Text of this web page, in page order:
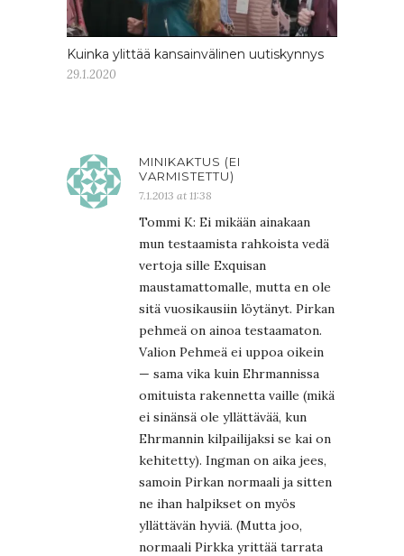
Kuinka ylittää kansainvälinen uutiskynnys
29.1.2020
MINIKAKTUS (EI
VARMISTETTU)
7.1.2013 at 11:38
Tommi K: Ei mikään ainakaan
mun testaamista rahkoista vedä
vertoja sille Exquisan
maustamattomalle, mutta en ole
sitä vuosikausiin löytänyt. Pirkan
pehmeä on ainoa testaamaton.
Valion Pehmeä ei uppoa oikein
— sama vika kuin Ehrmannissa
omituista rakennetta vaille (mikä
ei sinänsä ole yllättävää, kun
Ehrmannin kilpailijaksi se kai on
kehitetty). Ingman on aika jees,
samoin Pirkan normaali ja sitten
ne ihan halpikset on myös
yllättävän hyviä. (Mutta joo,
normaali Pirkka yrittää tarrata